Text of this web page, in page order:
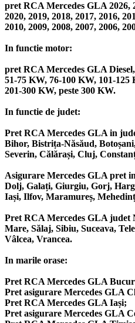
pret RCA Mercedes GLA 2026,
2020, 2019, 2018, 2017, 2016,
2010, 2009, 2008, 2007, 2006,
In functie motor:
pret RCA Mercedes GLA
51-75 KW, 76-100 KW, 101-
201-300 KW, peste 300 KW.
In functie de judet:
Pret RCA Mercedes GLA in
Bihor, Bistrița-Năsăud,
Severin, Călărași, Cluj,
Asigurare Mercedes GLA pret
Dolj, Galați, Giurgiu, Gorj,
Iași, Ilfov, Maramureș,
Pret RCA Mercedes GLA judet
Mare, Sălaj, Sibiu, Suceava,
Vâlcea, Vrancea.
In marile orase:
Pret RCA Mercedes GLA
Pret asigurare Mercedes GLA
Pret RCA Mercedes GLA Iași;
Pret asigurare Mercedes GLA